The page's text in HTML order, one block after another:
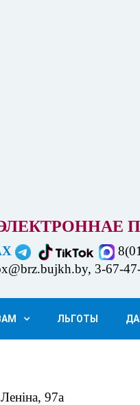
ЭЛЕКТРОННАЕ
3-67-
ЛЬГОТЫ
97а